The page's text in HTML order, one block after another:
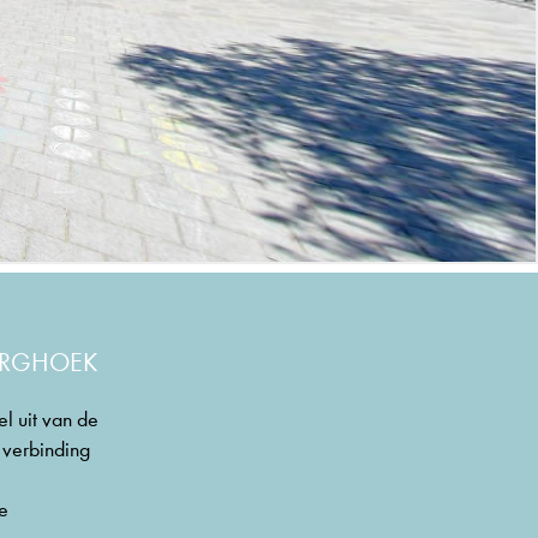
uit van de
verbinding